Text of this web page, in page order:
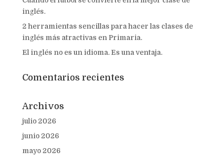
inglés.
2 herramientas sencillas para hacer las clases de
inglés más atractivas en Primaria.
El inglés no es un idioma. Es una ventaja.
Comentarios recientes
Archivos
julio 2026
junio 2026
mayo 2026